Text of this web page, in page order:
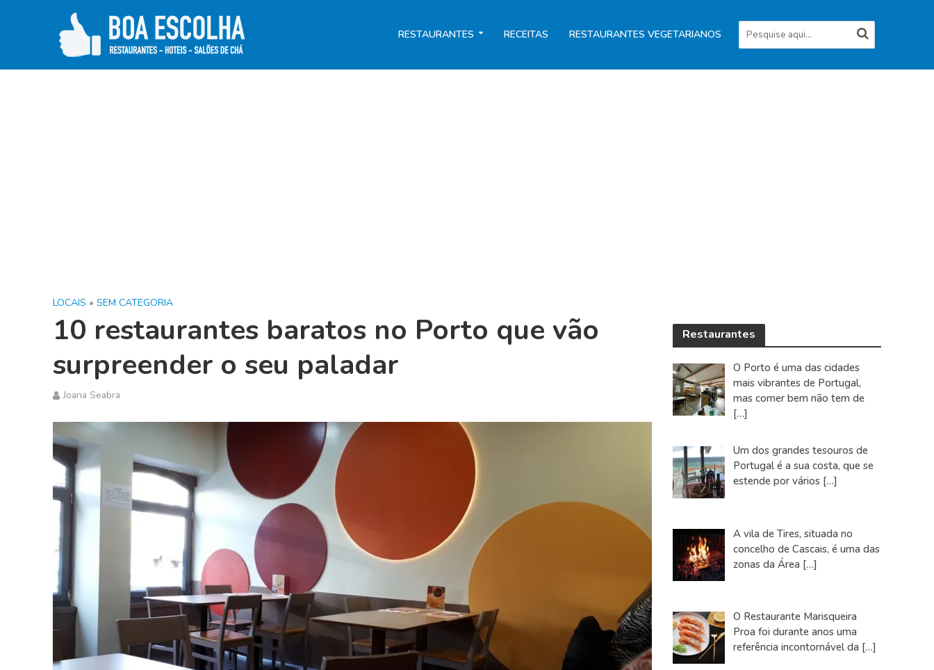
RESTAURANTES RECEITAS RESTAURANTES VEGETARIANOS
LOCAIS • SEM CATEGORIA
10 restaurantes baratos no Porto que vão
surpreender o seu paladar
Joana Seabra
Restaurantes
O Porto é uma das cidades
mais vibrantes de Portugal,
mas comer bem não tem de
[…]
Um dos grandes tesouros de
Portugal é a sua costa, que se
estende por vários […]
A vila de Tires, situada no
concelho de Cascais, é uma das
zonas da Área […]
O Restaurante Marisqueira
Proa foi durante anos uma
referência incontornável da […]